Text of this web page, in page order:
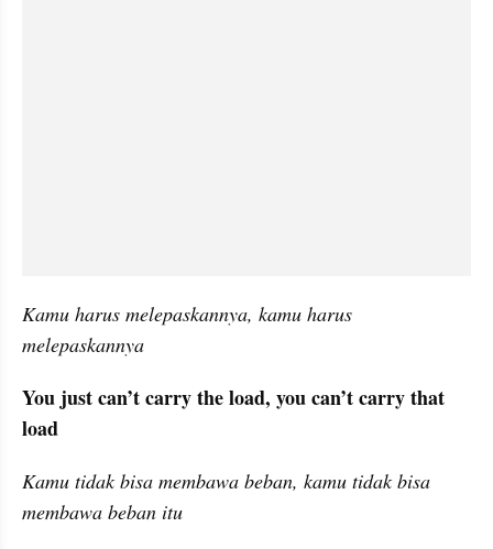
Kamu harus melepaskannya, kamu harus
melepaskannya
You just can’t carry the load, you can’t carry that
load
Kamu tidak bisa membawa beban, kamu tidak bisa
membawa beban itu